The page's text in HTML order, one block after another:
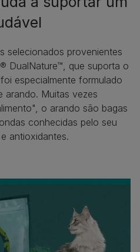
selecionados provenientes
DualNature™, que suporta o
especialmente formulado
arando. Muitas vezes
o arando são bagas
conhecidas pelo seu
antioxidantes.